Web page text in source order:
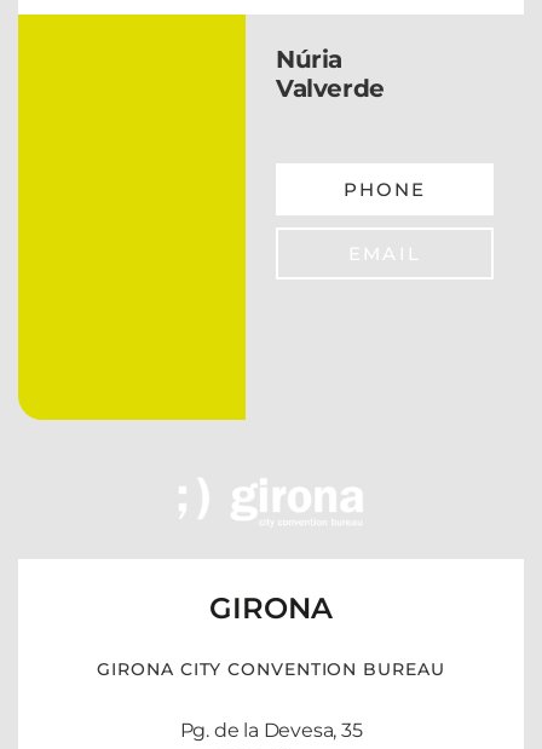
Núria
Valverde
PHONE
EMAIL
GIRONA
GIRONA CITY CONVENTION BUREAU
Pg. de la Devesa, 35